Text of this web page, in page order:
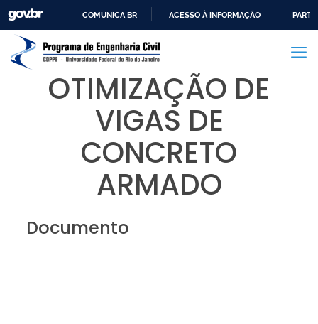
PARA
CONTEÚDO
COMUNICA BR ACESSO À INFORMAÇÃO
OTIMIZAÇÃO DE
VIGAS DE
CONCRETO
ARMADO
Documento